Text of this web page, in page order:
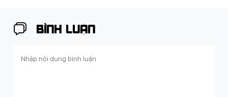
BÌNH LUẬN